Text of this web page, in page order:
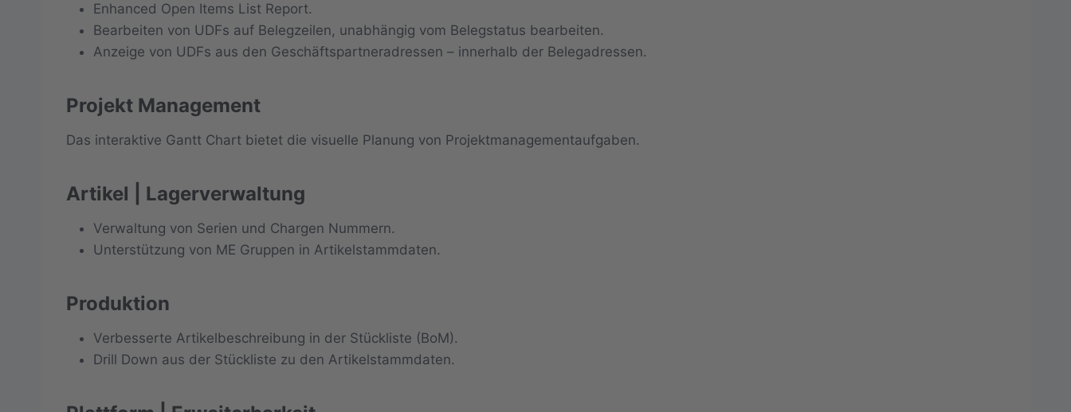
Enhanced Open Items List Report.
Bearbeiten von UDFs auf Belegzeilen, unabhängig vom Belegstatus bearbeiten.
Anzeige von UDFs aus den Geschäftspartneradressen – innerhalb der Belegadressen.
Projekt Management
Das interaktive Gantt Chart bietet die visuelle Planung von Projektmanagementaufgaben.
Artikel | Lagerverwaltung
Verwaltung von Serien und Chargen Nummern.
Unterstützung von ME Gruppen in Artikelstammdaten.
Produktion
Verbesserte Artikelbeschreibung in der Stückliste (BoM).
Drill Down aus der Stückliste zu den Artikelstammdaten.